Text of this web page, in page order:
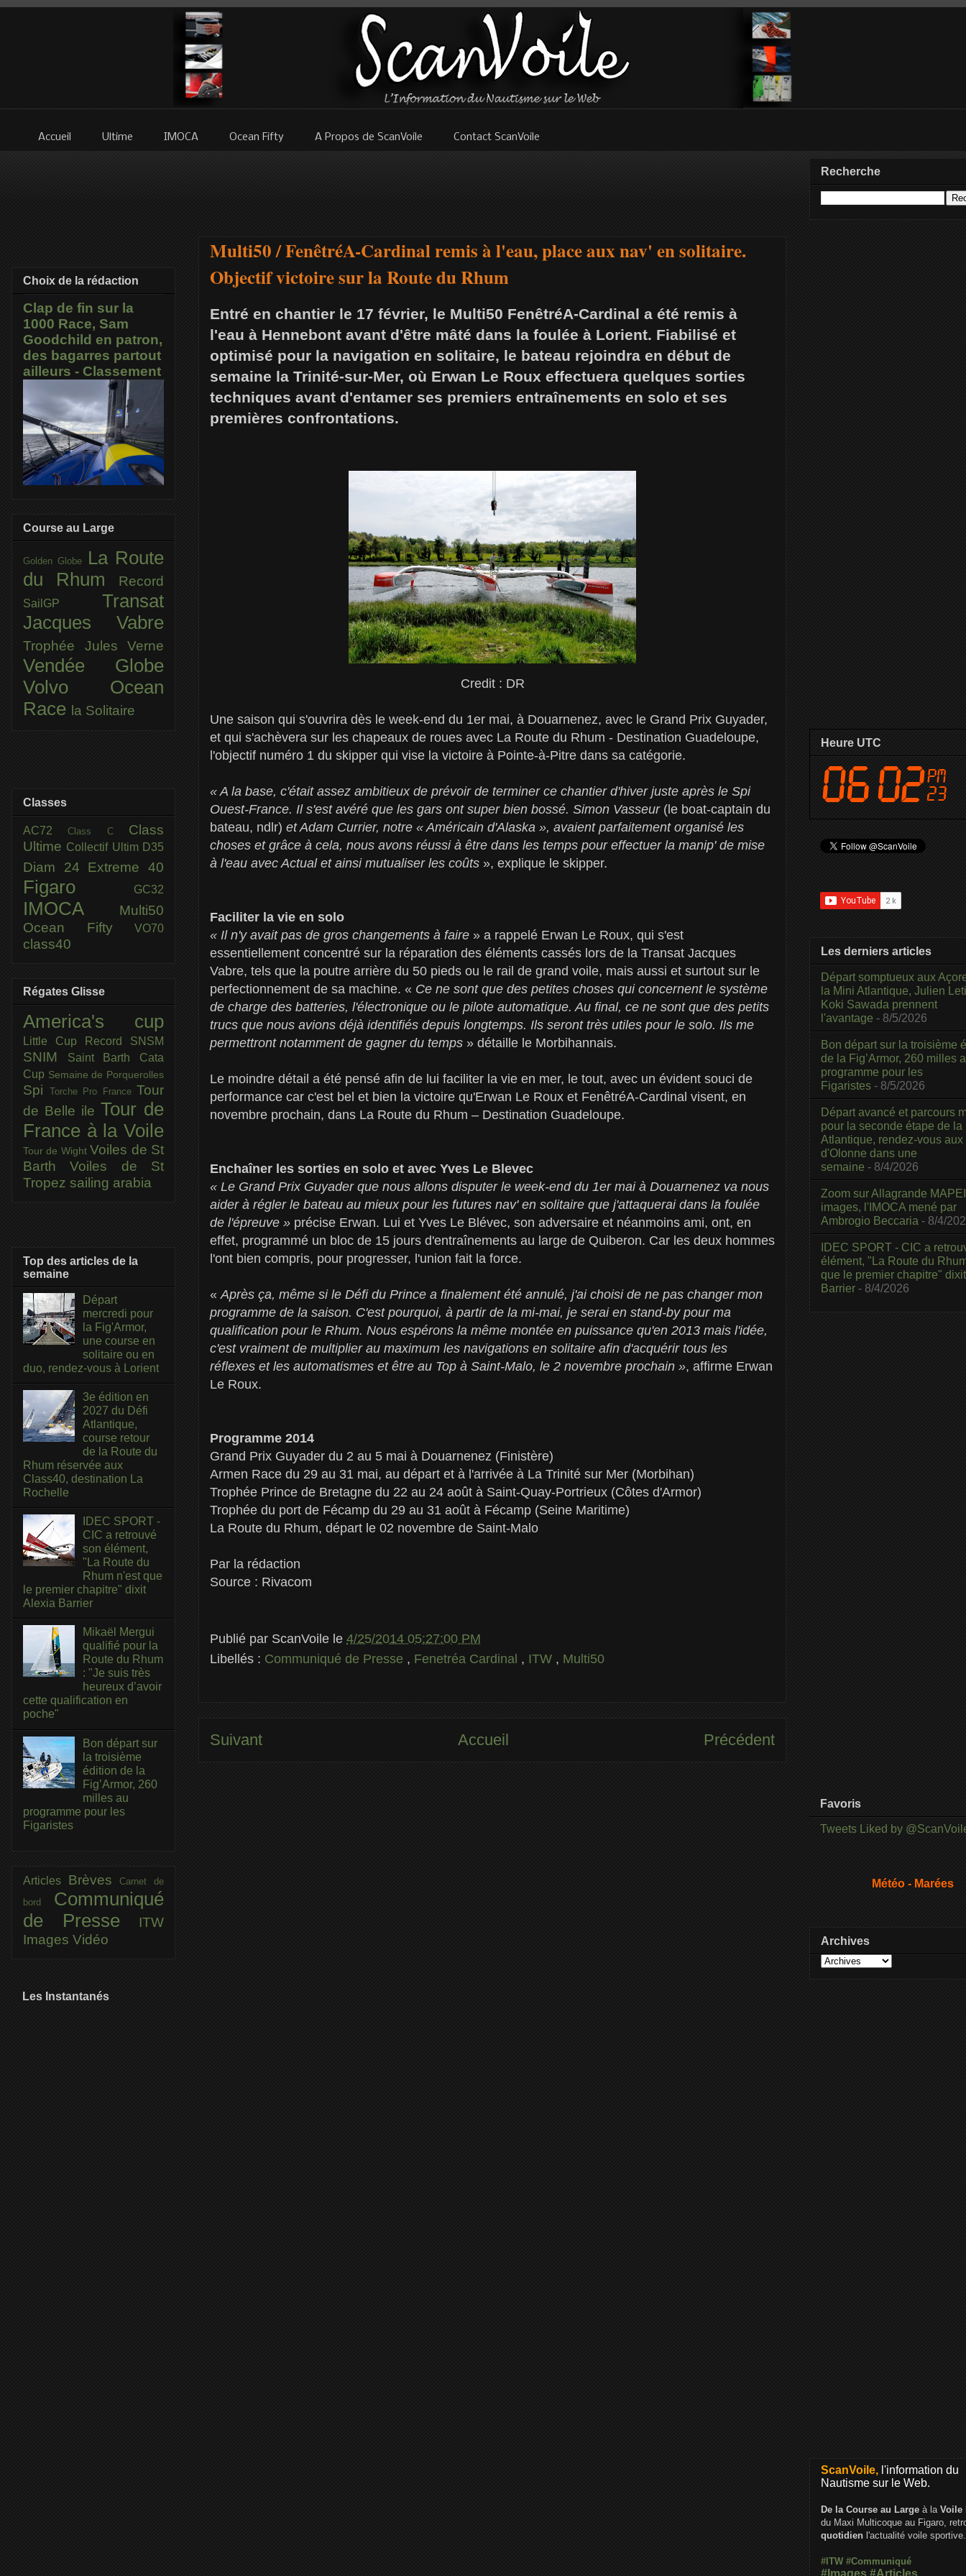
Accueil Ultime IMOCA Ocean Fifty A Propos de ScanVoile Contact ScanVoile
Multi50 / FenêtréA-Cardinal remis à l'eau, place aux nav' en solitaire.
Objectif victoire sur la Route du Rhum
Entré en chantier le 17 février, le Multi50 FenêtréA-Cardinal a été remis à
l'eau à Hennebont avant d'être mâté dans la foulée à Lorient. Fiabilisé et
optimisé pour la navigation en solitaire, le bateau rejoindra en début de
semaine la Trinité-sur-Mer, où Erwan Le Roux effectuera quelques sorties
techniques avant d'entamer ses premiers entraînements en solo et ses
premières confrontations.
Credit : DR
Une saison qui s'ouvrira dès le week-end du 1er mai, à Douarnenez, avec le Grand Prix Guyader,
et qui s'achèvera sur les chapeaux de roues avec La Route du Rhum - Destination Guadeloupe,
l'objectif numéro 1 du skipper qui vise la victoire à Pointe-à-Pitre dans sa catégorie.
« A la base, c'était assez ambitieux de prévoir de terminer ce chantier d'hiver juste après le Spi
Ouest-France. Il s'est avéré que les gars ont super bien bossé. Simon Vasseur (le boat-captain du
bateau, ndlr) et Adam Currier, notre « Américain d'Alaska », avaient parfaitement organisé les
choses et grâce à cela, nous avons réussi à être dans les temps pour effectuer la manip' de mise
à l'eau avec Actual et ainsi mutualiser les coûts », explique le skipper.
Faciliter la vie en solo
« Il n'y avait pas de gros changements à faire » a rappelé Erwan Le Roux, qui s'est
essentiellement concentré sur la réparation des éléments cassés lors de la Transat Jacques
Vabre, tels que la poutre arrière du 50 pieds ou le rail de grand voile, mais aussi et surtout sur le
perfectionnement de sa machine. « Ce ne sont que des petites choses qui concernent le système
de charge des batteries, l'électronique ou le pilote automatique. Au final, ce ne sont que des petits
trucs que nous avions déjà identifiés depuis longtemps. Ils seront très utiles pour le solo. Ils me
permettront notamment de gagner du temps » détaille le Morbihannais.
Le moindre détail a été pensé afin de lui faciliter la vie en mer, le tout, avec un évident souci de
performance car c'est bel et bien la victoire qu'Erwan Le Roux et FenêtréA-Cardinal visent, en
novembre prochain, dans La Route du Rhum – Destination Guadeloupe.
Enchaîner les sorties en solo et avec Yves Le Blevec
« Le Grand Prix Guyader que nous allons disputer le week-end du 1er mai à Douarnenez va nous
aider à régler le bateau au mieux pour les futures nav' en solitaire que j'attaquerai dans la foulée
de l'épreuve » précise Erwan. Lui et Yves Le Blévec, son adversaire et néanmoins ami, ont, en
effet, programmé un bloc de 15 jours d'entraînements au large de Quiberon. Car les deux hommes
l'ont bien compris, pour progresser, l'union fait la force.
« Après ça, même si le Défi du Prince a finalement été annulé, j'ai choisi de ne pas changer mon
programme de la saison. C'est pourquoi, à partir de la mi-mai, je serai en stand-by pour ma
qualification pour le Rhum. Nous espérons la même montée en puissance qu'en 2013 mais l'idée,
c'est vraiment de multiplier au maximum les navigations en solitaire afin d'acquérir tous les
réflexes et les automatismes et être au Top à Saint-Malo, le 2 novembre prochain », affirme Erwan
Le Roux.
Programme 2014
Grand Prix Guyader du 2 au 5 mai à Douarnenez (Finistère)
Armen Race du 29 au 31 mai, au départ et à l'arrivée à La Trinité sur Mer (Morbihan)
Trophée Prince de Bretagne du 22 au 24 août à Saint-Quay-Portrieux (Côtes d'Armor)
Trophée du port de Fécamp du 29 au 31 août à Fécamp (Seine Maritime)
La Route du Rhum, départ le 02 novembre de Saint-Malo
Par la rédaction
Source : Rivacom
Publié par ScanVoile le 4/25/2014 05:27:00 PM
Libellés : Communiqué de Presse , Fenetréa Cardinal , ITW , Multi50
Suivant Précédent
Accueil
Choix de la rédaction
Clap de fin sur la
1000 Race, Sam
Goodchild en patron,
des bagarres partout
ailleurs - Classement
Course au Large
Golden Globe
La Route
du Rhum
Record
SailGP Transat
Jacques Vabre
Trophée Jules Verne
Vendée Globe
Volvo Ocean
Race la Solitaire
Classes
AC72Class C Class
Ultime Collectif Ultim D35
Diam 24 Extreme 40
Figaro GC32
IMOCA
Multi50
Ocean Fifty
VO70
class40
Régates Glisse
America's cup
Little Cup Record SNSM
SNIM
Saint Barth Cata
Cup Semaine de Porquerolles
Spi Torche Pro France Tour
de Belle ile Tour de
France à la Voile
Tour de Wight Voiles de St
BarthVoiles de St
Tropez sailing arabia
Top des articles de la
semaine
Départ
mercredi pour
la Fig'Armor,
une course en
solitaire ou en
duo, rendez-vous à Lorient
3e édition en
2027 du Défi
Atlantique,
course retour
de la Route du
Rhum réservée aux
Class40, destination La
Rochelle
IDEC SPORT -
CIC a retrouvé
son élément,
"La Route du
Rhum n'est que
le premier chapitre" dixit
Alexia Barrier
Mikaël Mergui
qualifié pour la
Route du Rhum
: "Je suis très
heureux d’avoir
cette qualification en
poche"
Bon départ sur
la troisième
édition de la
Fig’Armor, 260
milles au
programme pour les
Figaristes
Articles BrèvesCarnet de
bord Communiqué
de Presse
ITW
Images Vidéo
Les Instantanés
Recherche
Heure UTC
Les derniers articles
Départ somptueux aux
la Mini Atlantique, Julien
Koki Sawada prennent
l'avantage - 8/5/2026
Bon départ sur la troisième
de la Fig’Armor, 260 milles
programme pour les
Figaristes - 8/5/2026
Départ avancé et parcours
pour la seconde étape de la
Atlantique, rendez-vous
d'Olonne dans une
semaine - 8/4/2026
Zoom sur Allagrande
images, l'IMOCA mené par
Ambrogio Beccaria - 8/4/
IDEC SPORT - CIC a
élément, "La Route du
que le premier chapitre"
Barrier - 8/4/2026
Favoris
Tweets Liked by
Météo - Marées
Archives
ScanVoile, l'information du
Nautisme sur le Web.
De la Course au Large à la Voile
du Maxi Multicoque au Figaro,
quotidien l'actualité voile sportive.
#ITW #Communiqué
#Images #Articles